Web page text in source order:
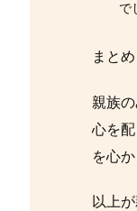
で
まとめ
親族
心を
を心
以上